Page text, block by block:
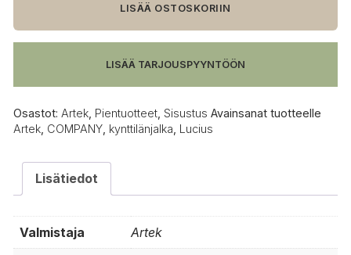
LISÄÄ OSTOSKORIIN
LISÄÄ TARJOUSPYYNTÖÖN
Osastot: Artek Pientuotteet Sisustus Avainsanat tuotteelle
Artek COMPANY kynttilänjalka Lucius
Lisätiedot
Valmistaja Artek